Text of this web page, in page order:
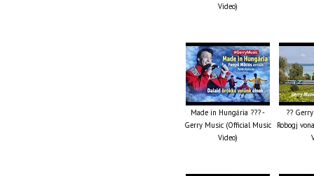
Video)
Made in Hungária ??? -
Gerry Music (Official Music
Video)
??
Robogj